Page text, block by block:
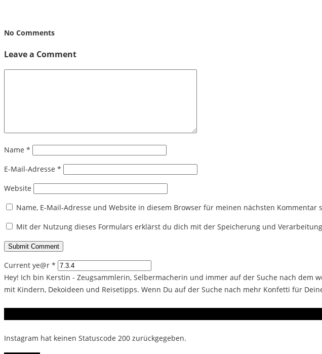
No Comments
Leave a Comment
Name *
E-Mail-Adresse *
Website
Name, E-Mail-Adresse und Website in diesem Browser für meinen nächsten Kommentar
Mit der Nutzung dieses Formulars erklärst du dich mit der Speicherung und
Current ye@r *
Hey! Ich bin Kerstin - Zeugsammlerin, Selbermacherin und immer auf der Suche nach dem
mit Kindern, Dekoideen und Reisetipps. Wenn Du auf der Suche nach mehr Konfetti für
Instagram hat keinen Statuscode 200 zurückgegeben.